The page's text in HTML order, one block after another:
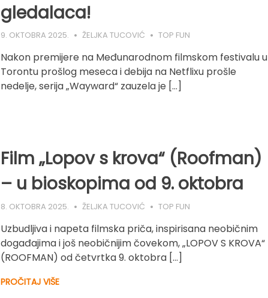
gledalaca!
9. OKTOBRA 2025. ŽELJKA TUCOVIĆ TOP FUN
Nakon premijere na Međunarodnom filmskom festivalu u
Torontu prošlog meseca i debija na Netflixu prošle
nedelje, serija „Wayward“ zauzela je […]
Film „Lopov s krova“ (Roofman)
– u bioskopima od 9. oktobra
8. OKTOBRA 2025. ŽELJKA TUCOVIĆ TOP FUN
Uzbudljiva i napeta filmska priča, inspirisana neobičnim
događajima i još neobičnijim čovekom, „LOPOV S KROVA“
(ROOFMAN) od četvrtka 9. oktobra […]
PROČITAJ VIŠE